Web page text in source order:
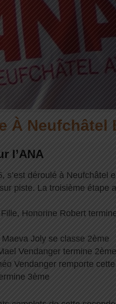
À Neufchâtel
l’ANA
s’est déroulé à Neufchâtel
piste. La troisième étape
Honorine Robert
Joly se classe 2ème
Vendanger termine 2ème
Vendanger remporte
3ème